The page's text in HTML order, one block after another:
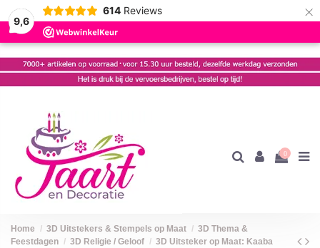
9,6
614 Reviews ×
0
Home 3D Uitstekers & Stempels op Maat
3D Thema &
Feestdagen
3D Religie / Geloof
3D Uitsteker op Maat: Kaaba